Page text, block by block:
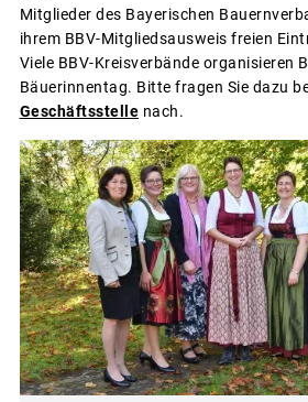
Mitglieder des Bayerischen
ihrem BBV-Mitgliedsausweis freien
Viele BBV-Kreisverbände organisieren
Bäuerinnentag. Bitte fragen Sie dazu
Geschäftsstelle nach.